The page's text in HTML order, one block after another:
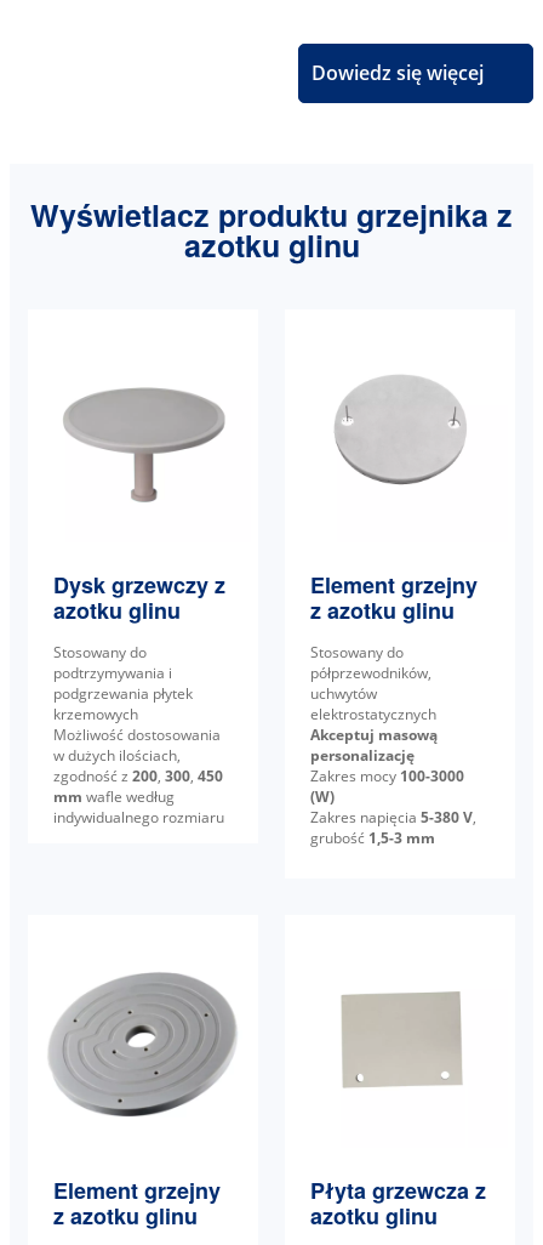
Dowiedz się więcej
Wyświetlacz produktu grzejnika z
azotku glinu
Dysk grzewczy z
azotku glinu
Stosowany do
podtrzymywania i
podgrzewania płytek
krzemowych
Możliwość dostosowania
w dużych ilościach,
zgodność z 200, 300, 450
mm wafle według
indywidualnego rozmiaru
Element grzejny
z azotku glinu
Stosowany do
półprzewodników,
uchwytów
elektrostatycznych
Akceptuj masową
personalizację
Zakres mocy 100-3000
(W)
Zakres napięcia 5-380 V,
grubość 1,5-3 mm
Element grzejny
z azotku glinu
Płyta grzewcza z
azotku glinu